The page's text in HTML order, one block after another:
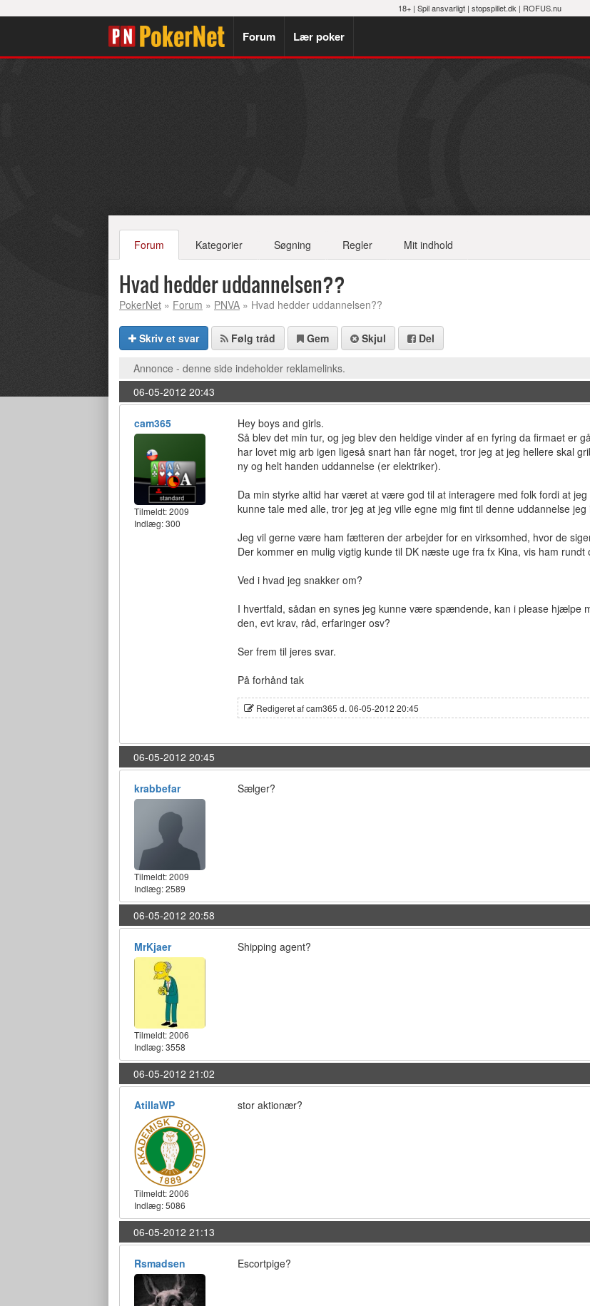
18+ | Spil ansvarligt| stopspillet.dk | ROFUS.nu
Forum Lær poker
Forum Kategorier Søgning Regler Mit indhold
Hvad hedder uddannelsen??
PokerNet » Forum » PNVA » Hvad hedder uddannelsen??
Skriv et svar Følg tråd Gem Skjul Del
Annonce - denne side indeholder reklamelinks.
06-05-2012 20:43
cam365
Tilmeldt:2009
Indlæg: 300
Hey boys and girls.
Så blev det min tur, og jeg blev den heldige vinder af en fyring da firmaet er
har lovet mig arb igen ligeså snart han får noget, tror jeg at jeg hellere skal
ny og helt handen uddannelse (er elektriker).
Da min styrke altid har været at være god til at interagere med folk fordi at
kunne tale med alle, tror jeg at jeg ville egne mig fint til denne uddannelse
Jeg vil gerne være ham fætteren der arbejder for en virksomhed, hvor de
Der kommer en mulig vigtig kunde til DK næste uge fra fx Kina, vis ham
Ved i hvad jeg snakker om?
I hvertfald, sådan en synes jeg kunne være spændende, kan i please hjælpe
den, evt krav, råd, erfaringer osv?
Ser frem til jeres svar.
På forhånd tak
Redigeret af cam365 d. 06-05-2012 20:45
06-05-2012 20:45
krabbefar
Tilmeldt:2009
Indlæg: 2589
Sælger?
06-05-2012 20:58
MrKjaer
Tilmeldt:2006
Indlæg: 3558
Shipping agent?
06-05-2012 21:02
AtillaWP
Tilmeldt:2006
Indlæg: 5086
stor aktionær?
06-05-2012 21:13
Rsmadsen Escortpige?